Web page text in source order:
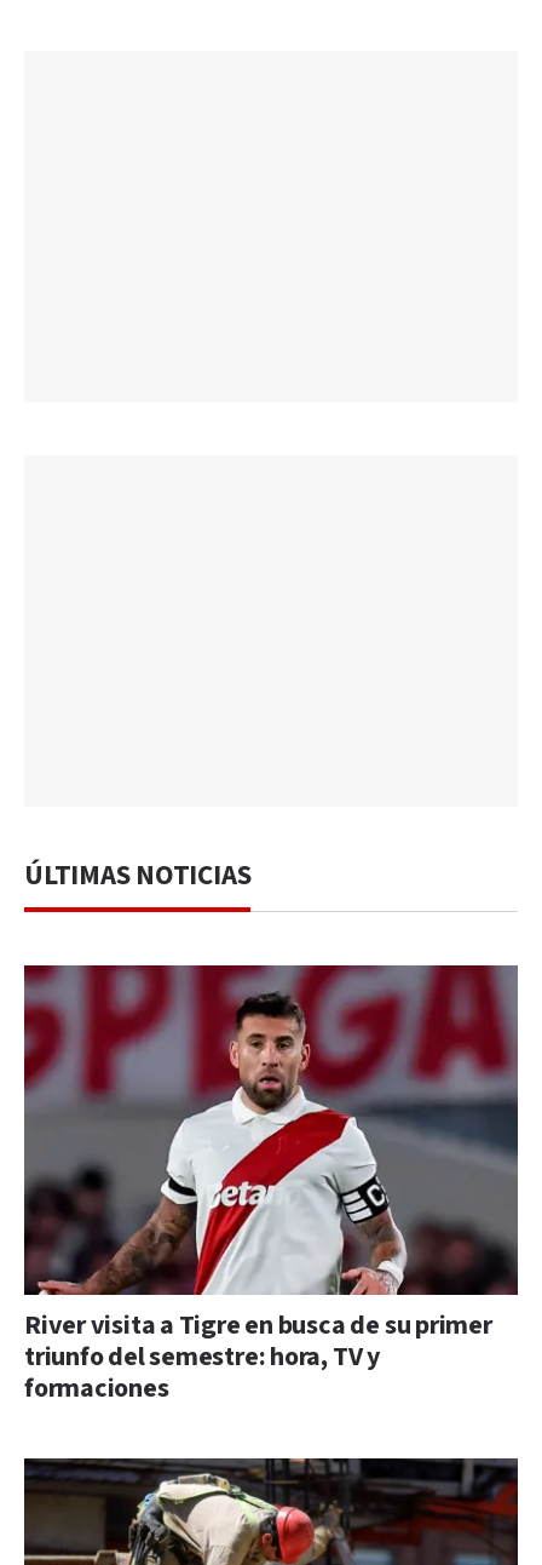
ÚLTIMAS NOTICIAS
River visita a Tigre en busca de su primer
triunfo del semestre: hora, TV y
formaciones